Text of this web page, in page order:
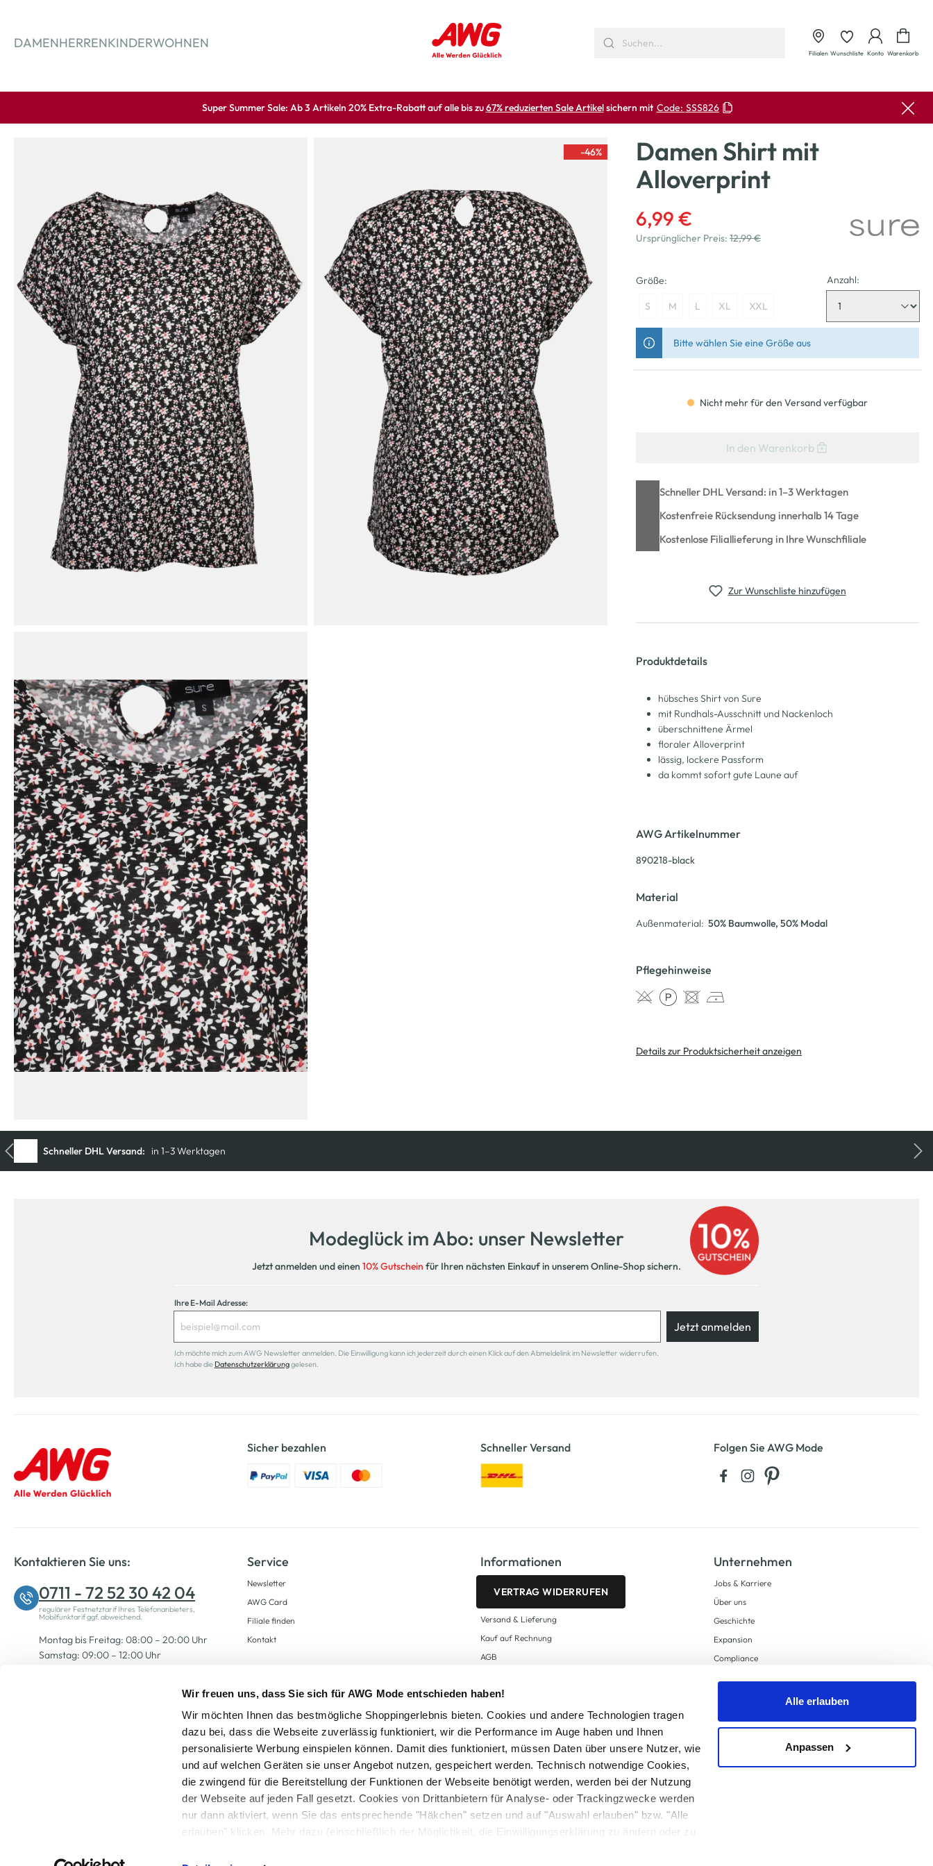
Wir freuen uns, dass Sie sich für AWG Mode entschieden haben!
Wir möchten Ihnen das bestmögliche Shoppingerlebnis bieten. Cookies und andere Technologien tragen
dazu bei, dass die Webseite zuverlässig funktioniert, wir die Performance im Auge haben und Ihnen
personalisierte Werbung einspielen können. Damit dies funktioniert, müssen Daten über unsere Nutzer, wie
und auf welchen Geräten sie unser Angebot nutzen, gespeichert werden. Technisch notwendige Cookies,
die zwingend für die Bereitstellung der Funktionen der Webseite benötigt werden, werden bei der Nutzung
der Webseite auf jeden Fall gesetzt. Cookies von Drittanbietern für Analyse- oder Trackingzwecke werden
nur dann aktiviert, wenn Sie das entsprechende "Häkchen" setzen und auf "Auswahl erlauben" bzw. "Alle
erlauben" klicken. Mehr dazu (einschließlich der Möglichkeit, die Einwilligungserklärung zu ändern oder zu
Alle erlauben
Anpassen
DAMENHERRENKINDERWOHNEN
Filialen Wunschliste Konto Warenkorb
Super Summer Sale: Ab 3 Artikeln 20% Extra-Rabatt auf alle bis zu67% reduzierten Sale Artikelsichern mit Code: SSS826
-46%
Damen Shirt mit
Alloverprint
6,99 €
Ursprünglicher Preis: 12,99 €
Größe:
S M L XL XXL
Anzahl:
Bitte wählen Sie eine Größe aus
Nicht mehr für den Versand verfügbar
In den Warenkorb
Schneller DHL Versand: in 1–3 Werktagen
Kostenfreie Rücksendung innerhalb 14 Tage
Kostenlose Filiallieferung in Ihre Wunschfiliale
Zur Wunschliste hinzufügen
Produktdetails
hübsches Shirt von Sure
mit Rundhals-Ausschnitt und Nackenloch
überschnittene Ärmel
floraler Alloverprint
lässig, lockere Passform
da kommt sofort gute Laune auf
AWG Artikelnummer
890218-black
Material
Außenmaterial: 50% Baumwolle, 50% Modal
Pflegehinweise
Details zur Produktsicherheit anzeigen
Modeglück im Abo: unser Newsletter
Jetzt anmelden und einen 10% Gutschein für Ihren nächsten Einkauf in unserem Online-Shop sichern.
Ihre E-Mail Adresse:
Jetzt anmelden
Ich möchte mich zum AWG Newsletter anmelden. Die Einwilligung kann ich jederzeit durch einen Klick auf den Abmeldelink im Newsletter widerrufen.
Ich habe die Datenschutzerklärunggelesen.
Sicher bezahlen Schneller Versand Folgen Sie AWG Mode
Kontaktieren Sie uns:
0711 - 72 52 30 42 04
regulärer Festnetztarif Ihres Telefonanbieters,
Mobilfunktarif ggf. abweichend.
Montag bis Freitag: 08:00 – 20:00 Uhr
Samstag: 09:00 – 12:00 Uhr
Service
Newsletter
AWG Card
Filiale finden
Kontakt
Informationen
VERTRAG WIDERRUFEN
Versand & Lieferung
Kauf auf Rechnung
AGB
Zahlungsarten
Datenschutz
AWG CARD Teilnahmebedingungen
Unternehmen
Jobs & Karriere
Über uns
Geschichte
Expansion
Compliance
Supply Chain Due Diligence
Alle Preise inkl. gesetzl. Mehrwertsteuer zzgl.